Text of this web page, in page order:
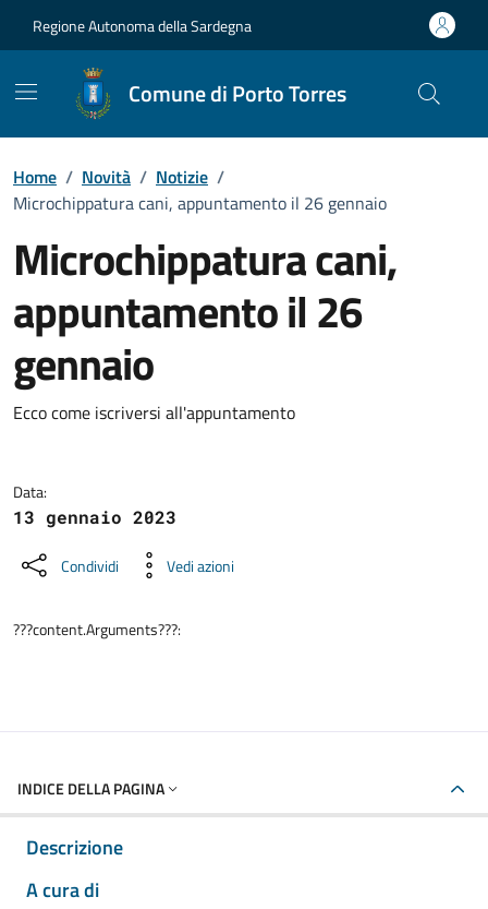
Regione Autonoma della Sardegna
Comune di Porto Torres
Home / Novità / Notizie /
Microchippatura cani, appuntamento il 26 gennaio
Microchippatura cani,
appuntamento il 26
gennaio
Dettagli della notizia
Ecco come iscriversi all'appuntamento
Data:
13 gennaio 2023
Condividi Vedi azioni
???content.Arguments???:
INDICE DELLA PAGINA
Descrizione
A cura di